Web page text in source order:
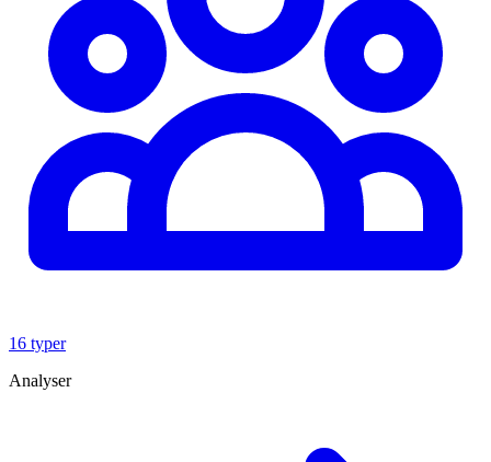
16 typer
Analyser